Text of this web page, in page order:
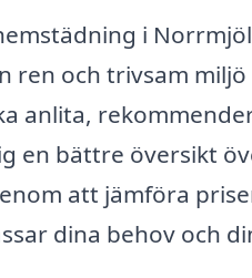
i
ren och trivsam
anlita,
en bättre översikt
att jämföra
dina behov och